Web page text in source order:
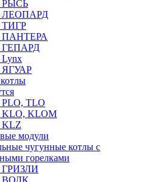
РЫСЬ
ЛЕОПАРД
ТИГР
ПАНТЕРА
ГЕПАРД
Lynx
ЯГУАР
PLO, TLO
KLO, KLOM
KLZ
модули
чугунные котлы с
горелками
ГРИЗЛИ
ВОЛК